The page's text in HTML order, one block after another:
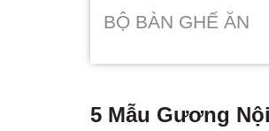
BỘ BÀN GHẾ ĂN
5 Mẫu Gương